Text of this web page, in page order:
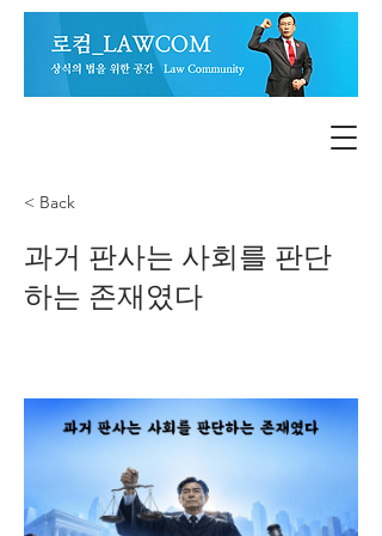
< Back
과거 판사는 사회를 판단
하는 존재였다